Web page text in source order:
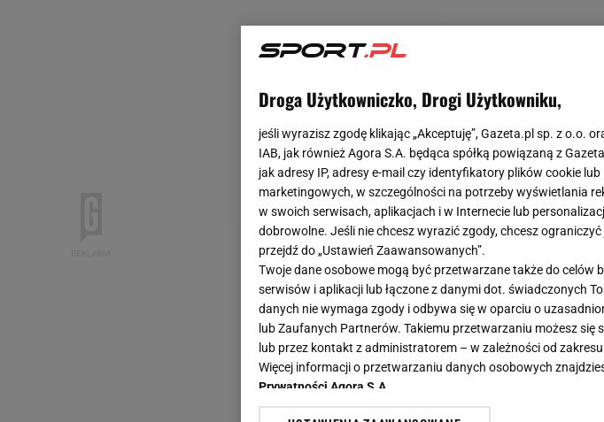
Droga Użytkowniczko, Drogi Użytkowniku,
jeśli wyrazisz zgodę klikając „Akceptuję”, Gazeta.pl sp. z o.o.
IAB, jak również Agora S.A. będąca spółką powiązaną z
jak adresy IP, adresy e-mail czy identyfikatory plików cookie
marketingowych, w szczególności na potrzeby wyświetlania
w swoich serwisach, aplikacjach i w Internecie lub
dobrowolne. Jeśli nie chcesz wyrazić zgody, chcesz
przejdź do „Ustawień Zaawansowanych”.
Twoje dane osobowe mogą być przetwarzane także do
serwisów i aplikacji lub łączone z danymi dot. świadczonych
danych nie wymaga zgody i odbywa się w oparciu o
lub Zaufanych Partnerów. Takiemu przetwarzaniu możesz
lub przez kontakt z administratorem – w zależności od
Więcej informacji o przetwarzaniu danych osobowych
Prywatności Agora S.A.